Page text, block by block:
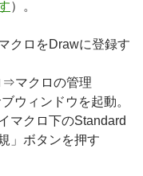
）。
クロをDrawに登録す
⇒マクロの管理
ウィンドウを起動。
マクロ下のStandard
」ボタンを押す